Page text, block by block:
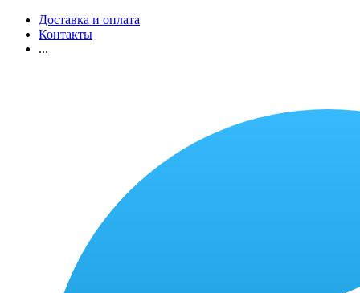
Доставка и оплата
Контакты
...